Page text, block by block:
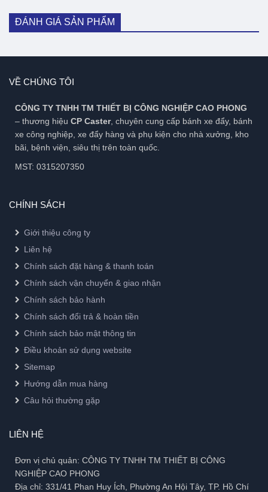
ĐÁNH GIÁ SẢN PHẨM
VỀ CHÚNG TÔI
CÔNG TY TNHH TM THIẾT BỊ CÔNG NGHIỆP CAO PHONG
– thương hiệu CP Caster, chuyên cung cấp bánh xe đẩy, bánh
xe công nghiệp, xe đẩy hàng và phụ kiện cho nhà xưởng, kho
bãi, bệnh viện, siêu thị trên toàn quốc.
MST: 0315207350
CHÍNH SÁCH
Giới thiệu công ty
Liên hệ
Chính sách đặt hàng & thanh toán
Chính sách vận chuyển & giao nhận
Chính sách bảo hành
Chính sách đổi trả & hoàn tiền
Chính sách bảo mật thông tin
Điều khoản sử dụng website
Sitemap
Hướng dẫn mua hàng
Câu hỏi thường gặp
LIÊN HỆ
Đơn vị chủ quản: CÔNG TY TNHH TM THIẾT BỊ CÔNG
NGHIỆP CAO PHONG
Địa chỉ: 331/41 Phan Huy Ích, Phường An Hội Tây, TP. Hồ Chí